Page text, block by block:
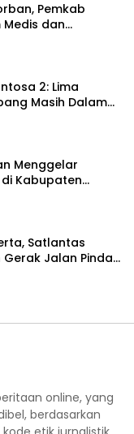
Pemkab
Medis dan
2: Lima
Masih Dalam
Menggelar
Kabupaten
Satlantas
Jalan Pindah
online, yang
berdasarkan